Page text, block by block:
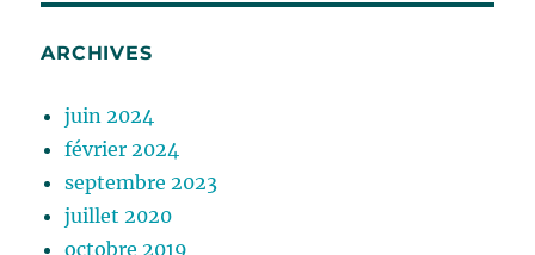
ARCHIVES
juin 2024
février 2024
septembre 2023
juillet 2020
octobre 2019